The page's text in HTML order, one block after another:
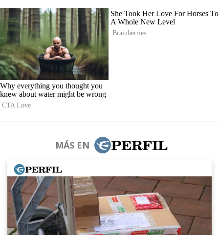
MÁS EN